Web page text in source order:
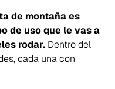
de montaña es
de uso que le vas a
rodar. Dentro del
cada una con